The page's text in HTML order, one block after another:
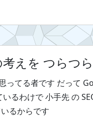
えを つらつ
ってる者です だって
るわけで 小手先 の
るからです